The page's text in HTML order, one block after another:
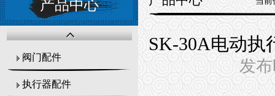
产品中心
阀门配件
执行器配件
SK-30A电动执
发